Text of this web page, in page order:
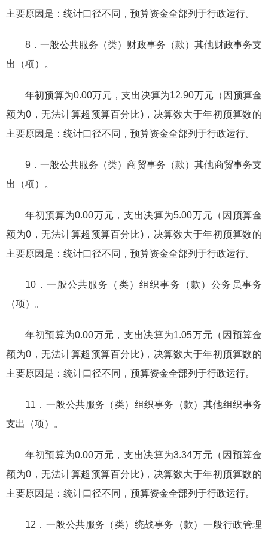
主要原因是：统计口径不同，预算资金全部列于行政运行。
8．一般公共服务（类）财政事务（款）其他财政事务支
出（项）。
年初预算为0.00万元，支出决算为12.90万元（因预算金
额为0，无法计算超预算百分比)，决算数大于年初预算数的
主要原因是：统计口径不同，预算资金全部列于行政运行。
9．一般公共服务（类）商贸事务（款）其他商贸事务支
出（项）。
年初预算为0.00万元，支出决算为5.00万元（因预算金
额为0，无法计算超预算百分比)，决算数大于年初预算数的
主要原因是：统计口径不同，预算资金全部列于行政运行。
10．一般公共服务（类）组织事务（款）公务员事务
（项）。
年初预算为0.00万元，支出决算为1.05万元（因预算金
额为0，无法计算超预算百分比)，决算数大于年初预算数的
主要原因是：统计口径不同，预算资金全部列于行政运行。
11．一般公共服务（类）组织事务（款）其他组织事务
支出（项）。
年初预算为0.00万元，支出决算为3.34万元（因预算金
额为0，无法计算超预算百分比)，决算数大于年初预算数的
主要原因是：统计口径不同，预算资金全部列于行政运行。
12．一般公共服务（类）统战事务（款）一般行政管理